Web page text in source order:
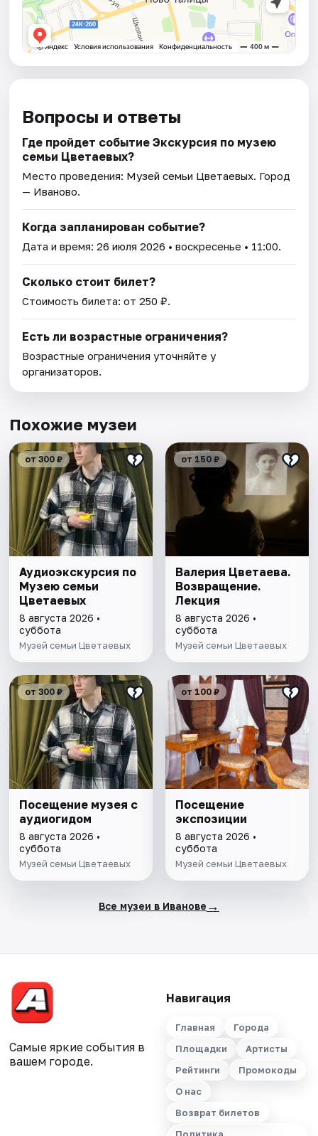
Вопросы и ответы
Где пройдет событие Экскурсия по музею
семьи Цветаевых?
Место проведения: Музей семьи Цветаевых. Город
— Иваново.
Когда запланирован событие?
Дата и время:26 июля 2026 • воскресенье • 11:00.
Сколько стоит билет?
Стоимость билета: от 250 ₽.
Есть ли возрастные ограничения?
Возрастные ограничения уточняйте у
организаторов.
Похожие музеи
от 300 ₽
Аудиоэкскурсия по
Музею семьи
Цветаевых
8 августа 2026 •
суббота
Музей семьи Цветаевых
от 150 ₽
Валерия Цветаева.
Возвращение.
Лекция
8 августа 2026 •
суббота
Музей семьи Цветаевых
от 300 ₽
Посещение музея с
аудиогидом
8 августа 2026 •
суббота
Музей семьи Цветаевых
от 100 ₽
Посещение
экспозиции
8 августа 2026 •
суббота
Музей семьи Цветаевых
Все музеи в Иванове →
Самые яркие события в
вашем городе.
Навигация
Главная
Города
Площадки
Артисты
Рейтинги
Промокоды
О нас
Возврат билетов